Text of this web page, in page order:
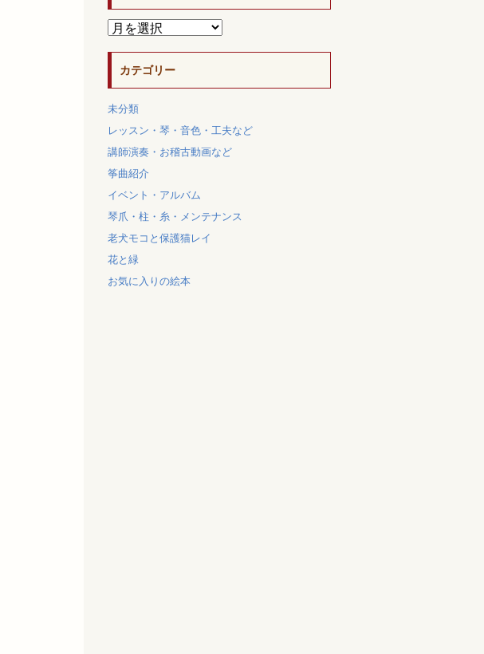
カテゴリー
未分類
レッスン・琴・音色・工夫など
講師演奏・お稽古動画など
筝曲紹介
イベント・アルバム
琴爪・柱・糸・メンテナンス
老犬モコと保護猫レイ
花と緑
お気に入りの絵本